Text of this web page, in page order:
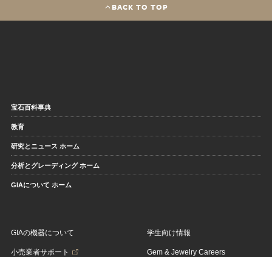
BACK TO TOP
宝石百科事典
教育
研究とニュース ホーム
分析とグレーディング ホーム
GIAについて ホーム
GIAの機器について
小売業者サポート
学生向け情報
Gem & Jewelry Careers